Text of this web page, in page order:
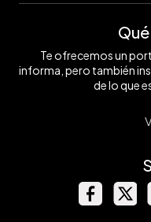
Te ofrecemos un
informa, pero también
de lo que